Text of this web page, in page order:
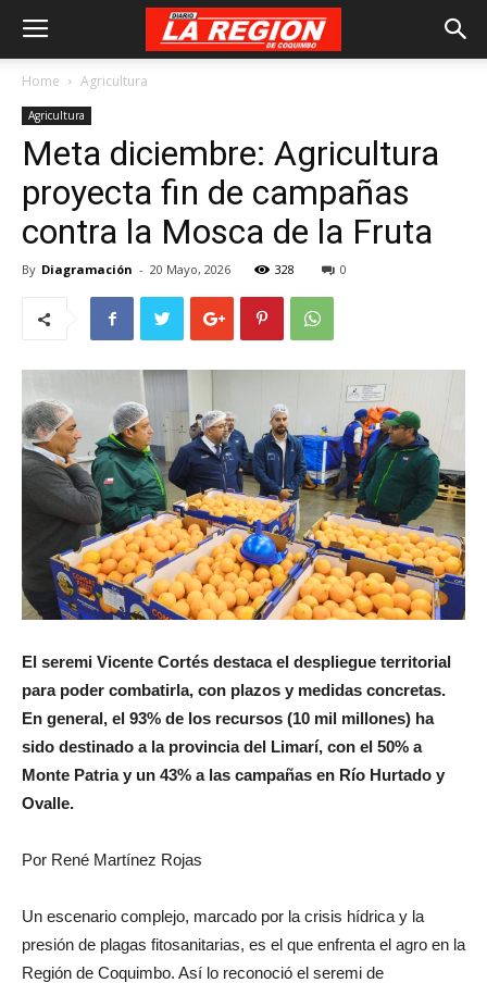
Home Agricultura
Agricultura
Meta diciembre: Agricultura
proyecta fin de campañas
contra la Mosca de la Fruta
By Diagramación - 20 Mayo, 2026 328 0
El seremi Vicente Cortés destaca el despliegue territorial
para poder combatirla, con plazos y medidas concretas.
En general, el 93% de los recursos (10 mil millones) ha
sido destinado a la provincia del Limarí, con el 50% a
Monte Patria y un 43% a las campañas en Río Hurtado y
Ovalle.
Por René Martínez Rojas
Un escenario complejo, marcado por la crisis hídrica y la
presión de plagas fitosanitarias, es el que enfrenta el agro en la
Región de Coquimbo. Así lo reconoció el seremi de